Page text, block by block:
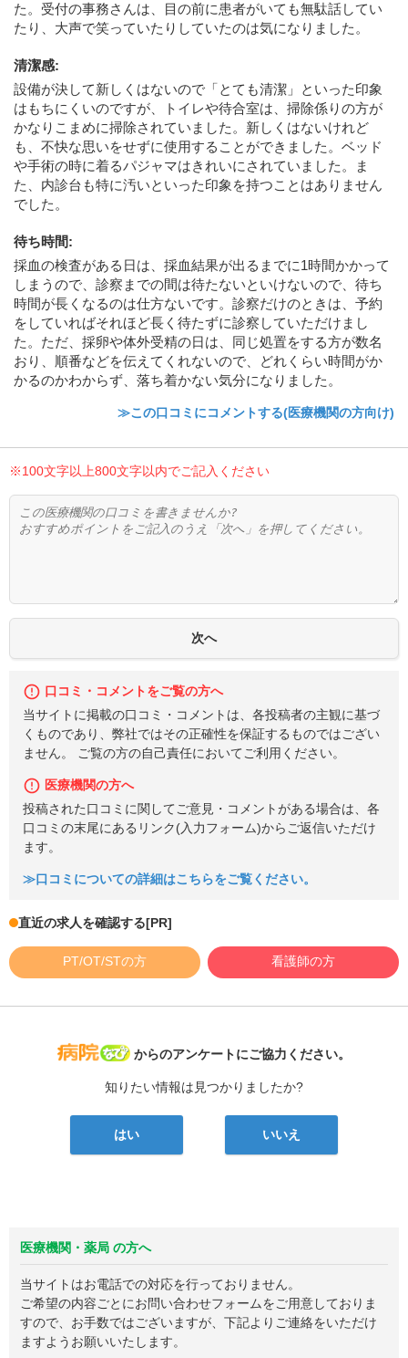
た。受付の事務さんは、目の前に患者がいても無駄話してい
たり、大声で笑っていたりしていたのは気になりました。
清潔感:
設備が決して新しくはないので「とても清潔」といった印象
はもちにくいのですが、トイレや待合室は、掃除係りの方が
かなりこまめに掃除されていました。新しくはないけれど
も、不快な思いをせずに使用することができました。ベッド
や手術の時に着るパジャマはきれいにされていました。ま
た、内診台も特に汚いといった印象を持つことはありません
でした。
待ち時間:
採血の検査がある日は、採血結果が出るまでに1時間かかって
しまうので、診察までの間は待たないといけないので、待ち
時間が長くなるのは仕方ないです。診察だけのときは、予約
をしていればそれほど長く待たずに診察していただけまし
た。ただ、採卵や体外受精の日は、同じ処置をする方が数名
おり、順番などを伝えてくれないので、どれくらい時間がか
かるのかわからず、落ち着かない気分になりました。
≫この口コミにコメントする(医療機関の方向け)
※100文字以上800文字以内でご記入ください
口コミ・コメントをご覧の方へ
当サイトに掲載の口コミ・コメントは、各投稿者の主観に基づ
くものであり、弊社ではその正確性を保証するものではござい
ません。 ご覧の方の自己責任においてご利用ください。
医療機関の方へ
投稿された口コミに関してご意見・コメントがある場合は、各
口コミの末尾にあるリンク(入力フォーム)からご返信いただけ
ます。
≫口コミについての詳細はこちらをご覧ください。
直近の求人を確認する[PR]
PT/OT/STの方 看護師の方
病院なび
からのアンケートにご協力ください。
知りたい情報は見つかりましたか?
はい いいえ
医療機関・薬局 の方へ
当サイトはお電話での対応を行っておりません。
ご希望の内容ごとにお問い合わせフォームをご用意しておりま
すので、お手数ではございますが、下記よりご連絡をいただけ
ますようお願いいたします。